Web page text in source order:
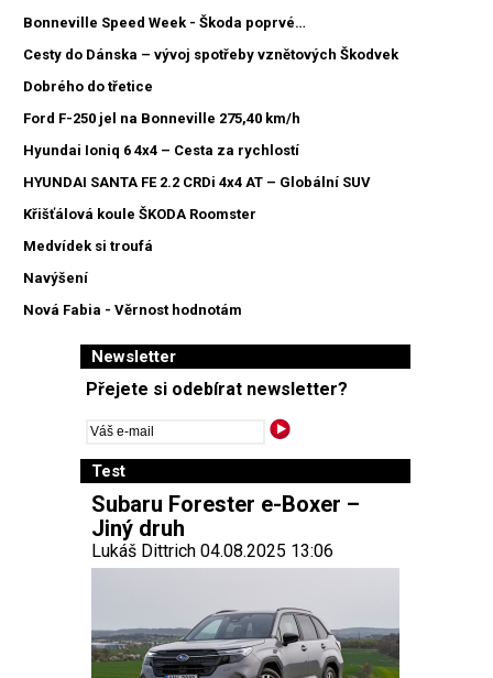
Bonneville Speed Week - Škoda poprvé…
Cesty do Dánska – vývoj spotřeby vznětových Škodvek
Dobrého do třetice
Ford F-250 jel na Bonneville 275,40 km/h
Hyundai Ioniq 6 4x4 – Cesta za rychlostí
HYUNDAI SANTA FE 2.2 CRDi 4x4 AT – Globální SUV
Křišťálová koule ŠKODA Roomster
Medvídek si troufá
Navýšení
Nová Fabia - Věrnost hodnotám
Newsletter
Přejete si odebírat newsletter?
Test
Subaru Forester e-Boxer –
Jiný druh
Lukáš Dittrich 04.08.2025 13:06